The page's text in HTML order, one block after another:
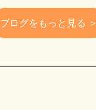
ブログをもっと見る ＞